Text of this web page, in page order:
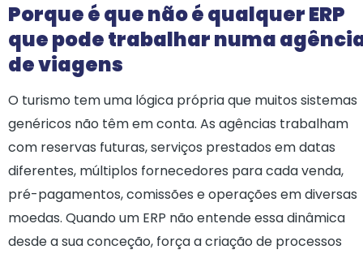
Porque é que não é qualquer ERP
que pode trabalhar numa
de viagens
O turismo tem uma lógica própria que muitos sistemas
genéricos não têm em conta. As agências trabalham
com reservas futuras, serviços prestados em datas
diferentes, múltiplos fornecedores para cada venda,
pré-pagamentos, comissões e operações em diversas
moedas. Quando um ERP não entende essa dinâmica
desde a sua conceção, força a criação de processos